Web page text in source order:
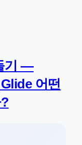
기 —
어떤